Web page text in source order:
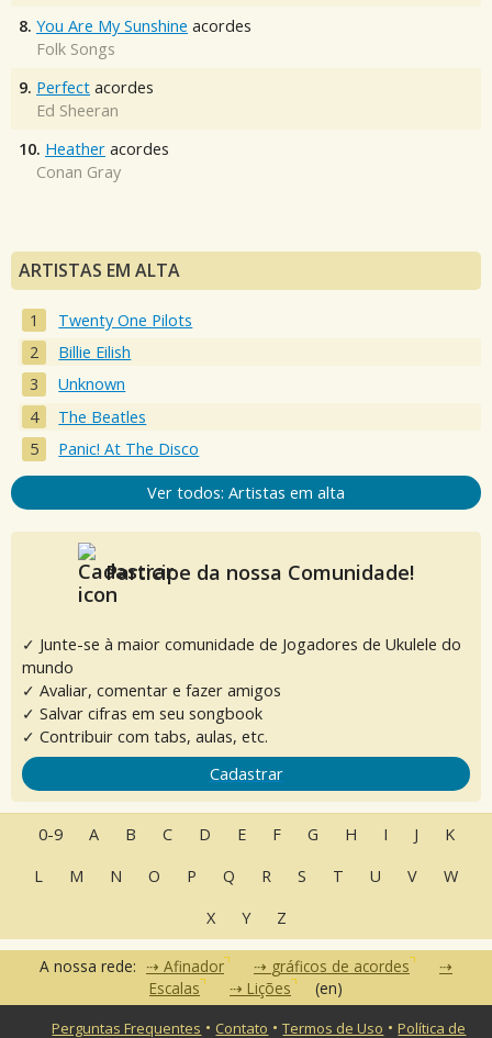
8. You Are My Sunshine acordes
Folk Songs
9. Perfect acordes
Ed Sheeran
10. Heather acordes
Conan Gray
ARTISTAS EM ALTA
Twenty One Pilots
Billie Eilish
Unknown
The Beatles
Panic! At The Disco
Ver todos: Artistas em alta
Participe da nossa Comunidade!
✓ Junte-se à maior comunidade de Jogadores de Ukulele do
mundo
✓ Avaliar, comentar e fazer amigos
✓ Salvar cifras em seu songbook
✓ Contribuir com tabs, aulas, etc.
Cadastrar
0-9 A B C D E F G H I J
K
L
M N O P Q R S T U V
W
X
Y Z
A nossa rede: Afinador
gráficos de acordes
Escalas
Lições (en)
Perguntas Frequentes • Contato •Termos de Uso •Política de